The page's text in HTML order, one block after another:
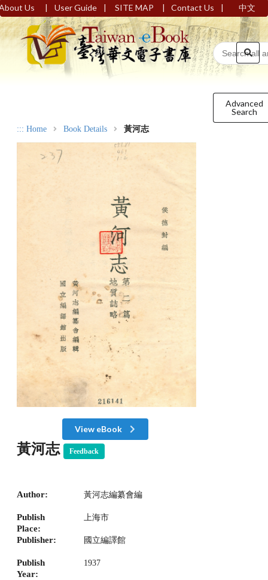
Us | User Guide | SITE MAP | Contact Us | 中文
Advanced
Search
::: Home Book Details 黃河志
View eBook
黃河志 Feedback
Author: 黃河志編纂會編
Publish
Place:
上海市
Publisher: 國立編譯館
Publish
Year:
1937